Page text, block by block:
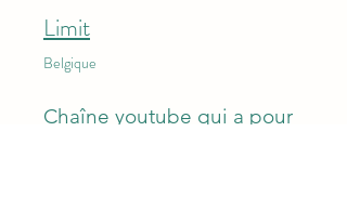
Limit
Belgique
Chaîne youtube qui a pour